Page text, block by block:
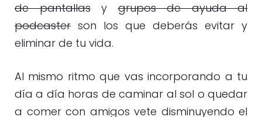
de pantallasygrupos de ayuda al
podcaster son los que deberás evitar y
eliminar de tu vida.
Al mismo ritmo que vas incorporando a tu
día a día horas de caminar al sol o quedar
a comer con amigos vete disminuyendo el